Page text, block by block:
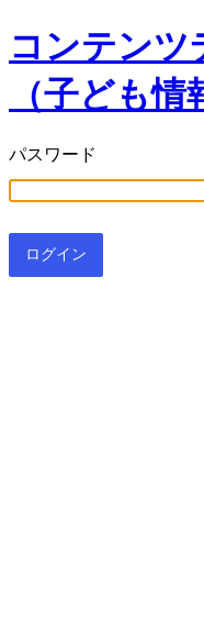
コンテンツ
（子ども情
パスワード